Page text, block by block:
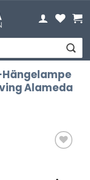
Alameda